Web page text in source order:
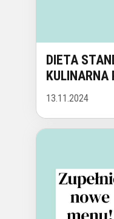
DIETA
KULINARNA
13.11.2024